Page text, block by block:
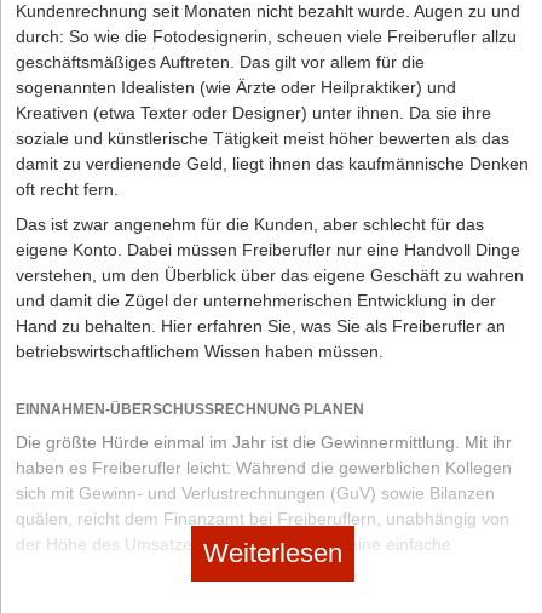
Zur Gewinnermittlung ist es ausreichend, wenn Sie eine EÜR
(Einnahmen-Überschuss-Rechnung) beim Finanzamt
einreichen
Sie sind kein Mitglied der IHK oder HWK, daher entfallen die
Kammergebühren
2. Lassen Sie einen ansprechenden Internetauftritt erstellen
Dafür müssen Sie zunächst wohl etwas Geld investieren, eine
moderne Webseite mit ansprechendem und professionellen
Design, welche suchmaschinenoptimiert ist, wird Ihnen jedoch auf
lange Sicht deutlich mehr nützen, da Sie damit mehr Kund/innen
überzeugen.
3. Gehen Sie mit klarer Struktur an Ihre Aufträge heran und
viele Arbeitsschritte, die Übersetzer/innen nebenbei erledigen
müssen, werden bei der Preiskalkulation gern vernachlässigt.
Wichtige Kontakte für selbstständige Übersetzer/innen
Kundenrechnung seit Monaten nicht bezahlt wurde. Augen zu und
durch: So wie die Fotodesignerin, scheuen viele Freiberufler allzu
geschäftsmäßiges Auftreten. Das gilt vor allem für die
sogenannten Idealisten (wie Ärzte oder Heilpraktiker) und
Kreativen (etwa Texter oder Designer) unter ihnen. Da sie ihre
soziale und künstlerische Tätigkeit meist höher bewerten als das
damit zu verdienende Geld, liegt ihnen das kaufmännische Denken
oft recht fern.
Das ist zwar angenehm für die Kunden, aber schlecht für das
eigene Konto. Dabei müssen Freiberufler nur eine Handvoll Dinge
verstehen, um den Überblick über das eigene Geschäft zu wahren
und damit die Zügel der unternehmerischen Entwicklung in der
Hand zu behalten. Hier erfahren Sie, was Sie als Freiberufler an
betriebswirtschaftlichem Wissen haben müssen.
EINNAHMEN-ÜBERSCHUSSRECHNUNG PLANEN
Die größte Hürde einmal im Jahr ist die Gewinnermittlung. Mit ihr
haben es Freiberufler leicht: Während die gewerblichen Kollegen
sich mit Gewinn- und Verlustrechnungen (GuV) sowie Bilanzen
quälen, reicht dem Finanzamt bei Freiberuflern, unabhängig von
der Höhe des Umsatzes und des Gewinns, eine einfache
Weiterlesen